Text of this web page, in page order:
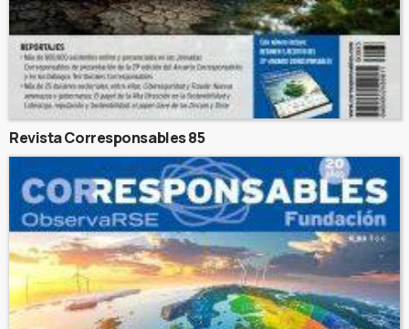
Revista Corresponsables 85